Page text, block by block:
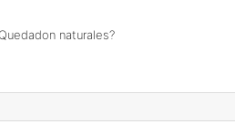
naturales?